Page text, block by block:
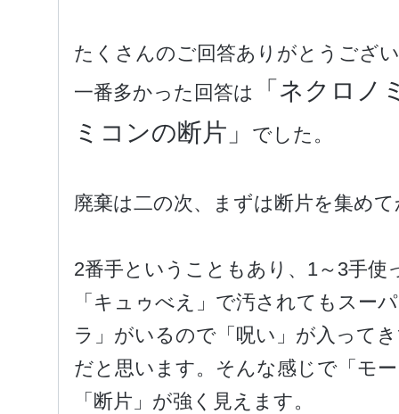
たくさんのご回答ありがとうござ
一番多かった回答は
「ネクロ
ミコンの断片」
でした。
廃棄は二の次、まずは断片を集め
2番手ということもあり、1～3手使
「キュゥべえ」で汚されてもスー
ラ」がいるので「呪い」が入って
だと思います。そんな感じで「モ
「断片」が強く見えます。